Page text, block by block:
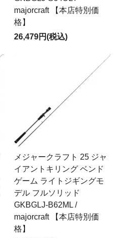
majorcraft 【本店特別価
格】
26,479円(税込)
メジャークラフト 25 ジャ
イアントキリング ベンド
ゲーム ライトジギングモ
デル フルソリッド
GKBGLJ-B62ML /
majorcraft 【本店特別価
格】